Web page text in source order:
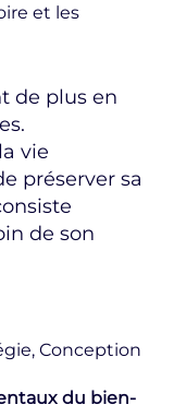
et les
de plus en
vie
préserver sa
de son
Conception
du bien-